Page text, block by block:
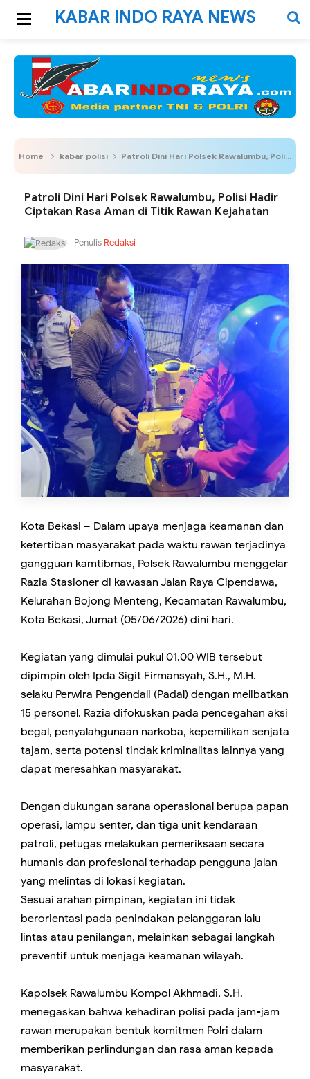
KABAR INDO RAYA NEWS
Home kabar polisi Patroli Dini Hari Polsek Rawalumbu, Polisi Hadir Ciptakan Rasa Aman di Titik Rawan Kejahatan
Patroli Dini Hari Polsek Rawalumbu, Polisi Hadir
Ciptakan Rasa Aman di Titik Rawan Kejahatan
Penulis Redaksi
Kota Bekasi – Dalam upaya menjaga keamanan dan
ketertiban masyarakat pada waktu rawan terjadinya
gangguan kamtibmas, Polsek Rawalumbu menggelar
Razia Stasioner di kawasan Jalan Raya Cipendawa,
Kelurahan Bojong Menteng, Kecamatan Rawalumbu,
Kota Bekasi, Jumat (05/06/2026) dini hari.
Kegiatan yang dimulai pukul 01.00 WIB tersebut
dipimpin oleh Ipda Sigit Firmansyah, S.H., M.H.
selaku Perwira Pengendali (Padal) dengan melibatkan
15 personel. Razia difokuskan pada pencegahan aksi
begal, penyalahgunaan narkoba, kepemilikan senjata
tajam, serta potensi tindak kriminalitas lainnya yang
dapat meresahkan masyarakat.
Dengan dukungan sarana operasional berupa papan
operasi, lampu senter, dan tiga unit kendaraan
patroli, petugas melakukan pemeriksaan secara
humanis dan profesional terhadap pengguna jalan
yang melintas di lokasi kegiatan.
Sesuai arahan pimpinan, kegiatan ini tidak
berorientasi pada penindakan pelanggaran lalu
lintas atau penilangan, melainkan sebagai langkah
preventif untuk menjaga keamanan wilayah.
Kapolsek Rawalumbu Kompol Akhmadi, S.H.
menegaskan bahwa kehadiran polisi pada jam-jam
rawan merupakan bentuk komitmen Polri dalam
memberikan perlindungan dan rasa aman kepada
masyarakat.